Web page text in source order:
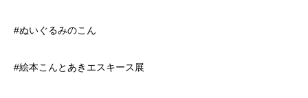
#ぬいぐるみのこん
#絵本こんとあきエスキース展